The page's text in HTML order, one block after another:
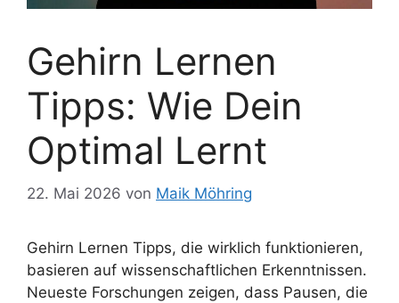
Gehirn Lernen
Tipps: Wie Dein
Optimal Lernt
22. Mai 2026 von Maik Möhring
Gehirn Lernen Tipps, die wirklich funktionieren,
basieren auf wissenschaftlichen Erkenntnissen.
Neueste Forschungen zeigen, dass Pausen, die